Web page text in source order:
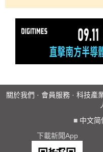
關於我們 · 會員服務 · 科技產
■ 中文简
下載新聞App